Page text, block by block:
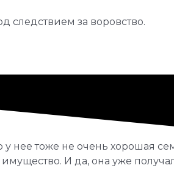
следствием за воровство.
у нее тоже не очень хорошая
И да, она уже